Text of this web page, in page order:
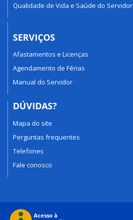
Qualidade de Vida e Saúde do Servidor
SERVIÇOS
Afastamentos e Licenças
Agendamento de Férias
Manual do Servidor
DÚVIDAS?
Mapa do site
Perguntas frequentes
Telefones
Fale conosco